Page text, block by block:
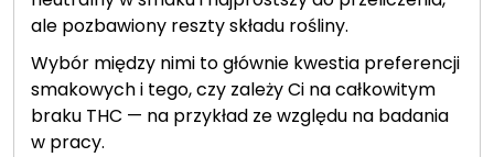
ale pozbawiony reszty składu rośliny.
Wybór między nimi to głównie kwestia preferencji
smakowych i tego, czy zależy Ci na całkowitym
braku THC — na przykład ze względu na badania
w pracy.